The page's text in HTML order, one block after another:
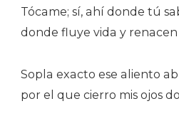
Tócame; sí, ahí donde tú
donde fluye vida y renacen
Sopla exacto ese aliento
por el que cierro mis ojos